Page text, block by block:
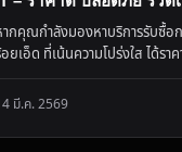
ากคุณกำลังมองหาบริการรับซื้
ยเอ็ด ที่เน้นความโปร่งใส ได้รา
IT คื...
มี.ค. 2569